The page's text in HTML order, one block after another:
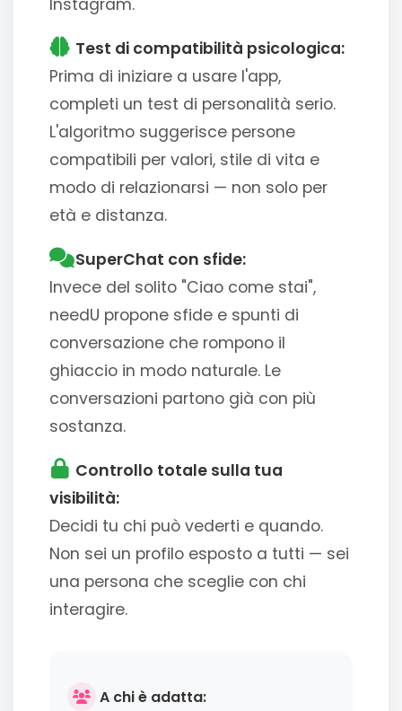
Instagram.
Test di compatibilità psicologica:
Prima di iniziare a usare l'app,
completi un test di personalità serio.
L'algoritmo suggerisce persone
compatibili per valori, stile di vita e
modo di relazionarsi — non solo per
età e distanza.
SuperChat con sfide:
Invece del solito "Ciao come stai",
needU propone sfide e spunti di
conversazione che rompono il
ghiaccio in modo naturale. Le
conversazioni partono già con più
sostanza.
Controllo totale sulla tua
visibilità:
Decidi tu chi può vederti e quando.
Non sei un profilo esposto a tutti — sei
una persona che sceglie con chi
interagire.
A chi è adatta: